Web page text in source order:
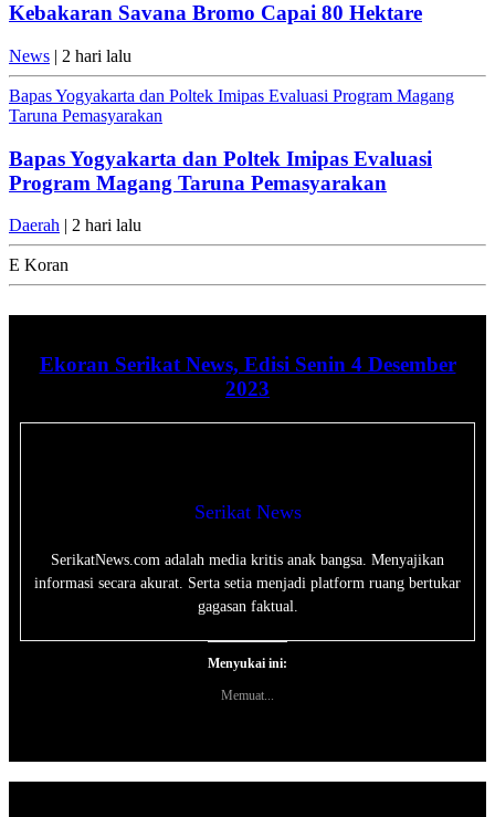
Kebakaran Savana Bromo Capai 80 Hektare
News | 2 hari lalu
Bapas Yogyakarta dan Poltek Imipas Evaluasi Program Magang
Taruna Pemasyarakan
Bapas Yogyakarta dan Poltek Imipas Evaluasi
Program Magang Taruna Pemasyarakan
Daerah | 2 hari lalu
E Koran
Ekoran Serikat News, Edisi Senin 4 Desember
2023
Serikat News
SerikatNews.com adalah media kritis anak bangsa. Menyajikan
informasi secara akurat. Serta setia menjadi platform ruang bertukar
gagasan faktual.
Menyukai ini:
Memuat...